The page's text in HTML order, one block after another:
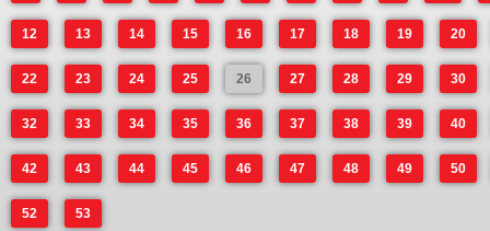
12 13 14 15 16 17 18 19 20
22 23 24 25 26 27 28 29 30
32 33 34 35 36 37 38 39 40
42 43 44 45 46 47 48 49 50
52 53